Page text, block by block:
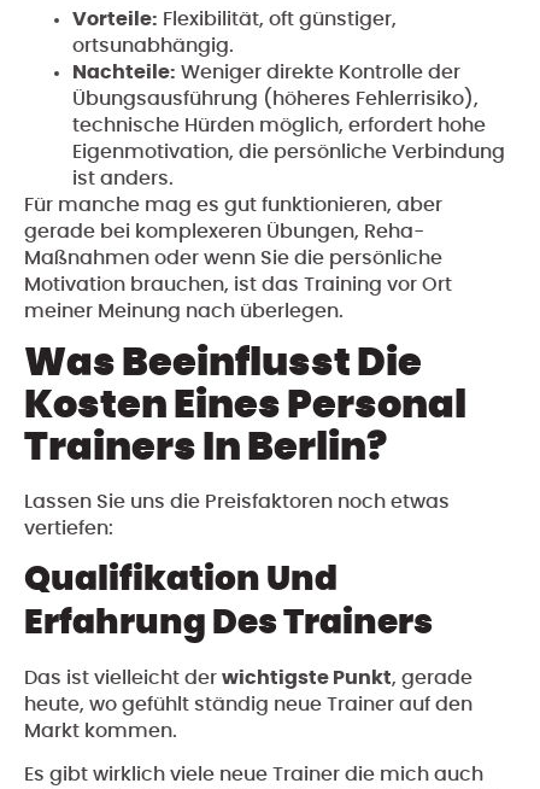
Vorteile: Flexibilität, oft günstiger,
ortsunabhängig.
Nachteile: Weniger direkte Kontrolle der
Übungsausführung (höheres Fehlerrisiko),
technische Hürden möglich, erfordert hohe
Eigenmotivation, die persönliche Verbindung
ist anders.
Für manche mag es gut funktionieren, aber
gerade bei komplexeren Übungen, Reha-
Maßnahmen oder wenn Sie die persönliche
Motivation brauchen, ist das Training vor Ort
meiner Meinung nach überlegen.
Was Beeinflusst Die
Kosten Eines Personal
Trainers In Berlin?
Lassen Sie uns die Preisfaktoren noch etwas
vertiefen:
Qualifikation Und
Erfahrung Des Trainers
Das ist vielleicht der wichtigste Punkt, gerade
heute, wo gefühlt ständig neue Trainer auf den
Markt kommen.
Es gibt wirklich viele neue Trainer die mich auch